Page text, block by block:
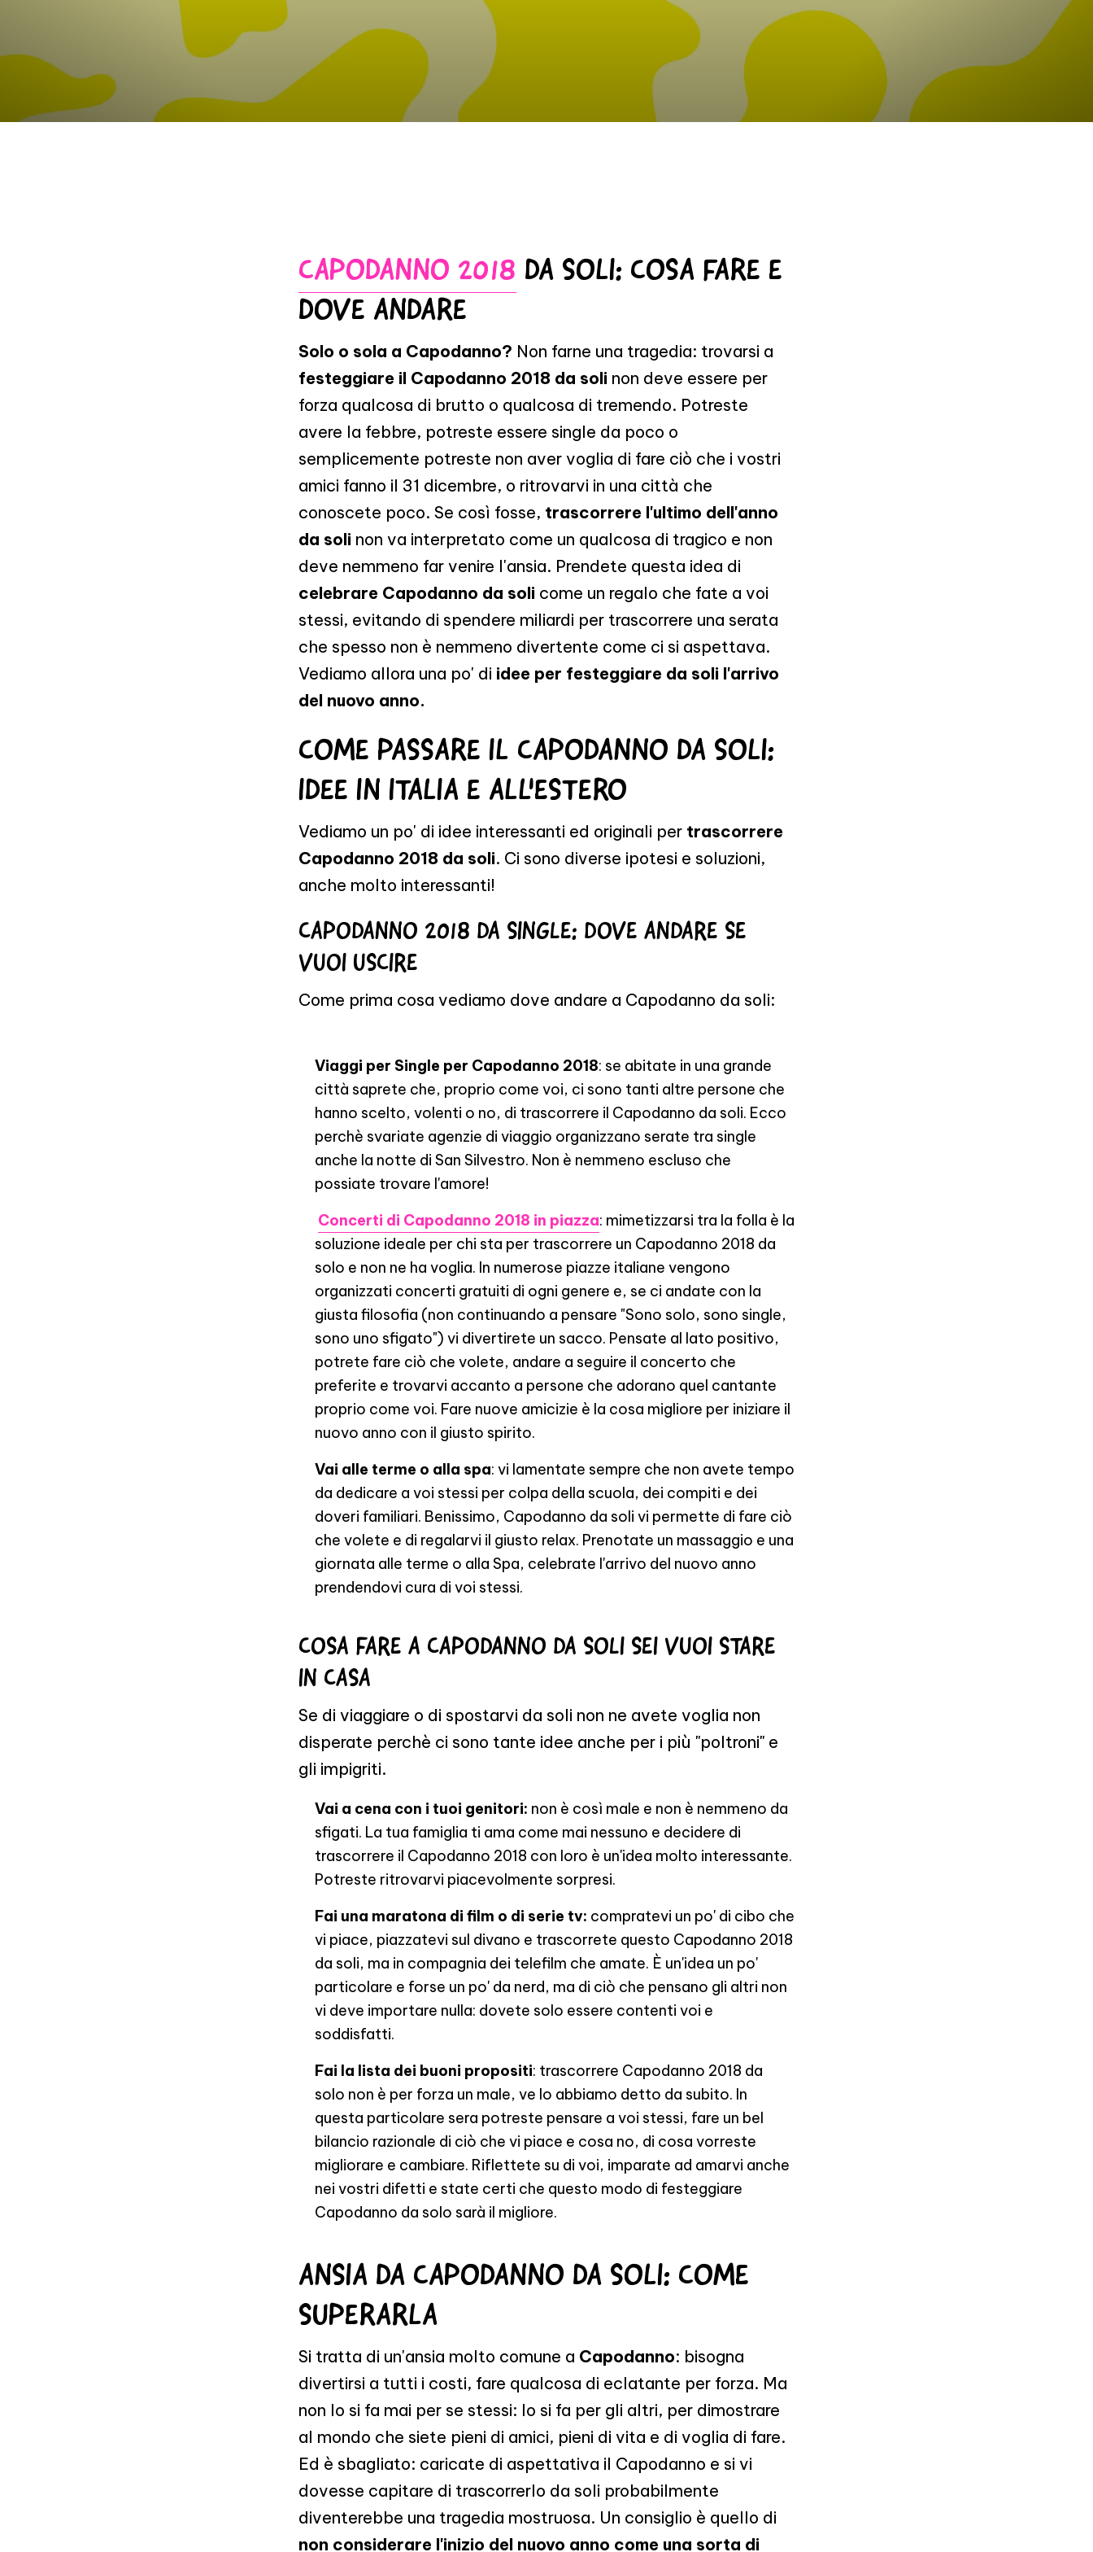
CAPODANNO 2018 DA SOLI: COSA FARE E
DOVE ANDARE
Solo o sola a Capodanno? Non farne una tragedia: trovarsi a
festeggiare il Capodanno 2018 da soli non deve essere per
forza qualcosa di brutto o qualcosa di tremendo. Potreste
avere la febbre, potreste essere single da poco o
semplicemente potreste non aver voglia di fare ciò che i vostri
amici fanno il 31 dicembre, o ritrovarvi in una città che
conoscete poco. Se così fosse, trascorrere l'ultimo dell'anno
da soli non va interpretato come un qualcosa di tragico e non
deve nemmeno far venire l'ansia. Prendete questa idea di
celebrare Capodanno da soli come un regalo che fate a voi
stessi, evitando di spendere miliardi per trascorrere una serata
che spesso non è nemmeno divertente come ci si aspettava.
Vediamo allora una po' di idee per festeggiare da soli l'arrivo
del nuovo anno.
COME PASSARE IL CAPODANNO DA SOLI:
IDEE IN ITALIA E ALL'ESTERO
Vediamo un po' di idee interessanti ed originali per trascorrere
Capodanno 2018 da soli. Ci sono diverse ipotesi e soluzioni,
anche molto interessanti!
CAPODANNO 2018 DA SINGLE: DOVE ANDARE SE
VUOI USCIRE
Come prima cosa vediamo dove andare a Capodanno da soli:
Viaggi per Single per Capodanno 2018: se abitate in una grande
città saprete che, proprio come voi, ci sono tanti altre persone che
hanno scelto, volenti o no, di trascorrere il Capodanno da soli. Ecco
perchè svariate agenzie di viaggio organizzano serate tra single
anche la notte di San Silvestro. Non è nemmeno escluso che
possiate trovare l'amore!
Concerti di Capodanno 2018 in piazza: mimetizzarsi tra la folla è la
soluzione ideale per chi sta per trascorrere un Capodanno 2018 da
solo e non ne ha voglia. In numerose piazze italiane vengono
organizzati concerti gratuiti di ogni genere e, se ci andate con la
giusta filosofia (non continuando a pensare "Sono solo, sono single,
sono uno sfigato") vi divertirete un sacco. Pensate al lato positivo,
potrete fare ciò che volete, andare a seguire il concerto che
preferite e trovarvi accanto a persone che adorano quel cantante
proprio come voi. Fare nuove amicizie è la cosa migliore per iniziare il
nuovo anno con il giusto spirito.
Vai alle terme o alla spa: vi lamentate sempre che non avete tempo
da dedicare a voi stessi per colpa della scuola, dei compiti e dei
doveri familiari. Benissimo, Capodanno da soli vi permette di fare ciò
che volete e di regalarvi il giusto relax. Prenotate un massaggio e una
giornata alle terme o alla Spa, celebrate l'arrivo del nuovo anno
prendendovi cura di voi stessi.
COSA FARE A CAPODANNO DA SOLI SEI VUOI STARE
IN CASA
Se di viaggiare o di spostarvi da soli non ne avete voglia non
disperate perchè ci sono tante idee anche per i più "poltroni" e
gli impigriti.
Vai a cena con i tuoi genitori: non è così male e non è nemmeno da
sfigati. La tua famiglia ti ama come mai nessuno e decidere di
trascorrere il Capodanno 2018 con loro è un'idea molto interessante.
Potreste ritrovarvi piacevolmente sorpresi.
Fai una maratona di film o di serie tv: compratevi un po' di cibo che
vi piace, piazzatevi sul divano e trascorrete questo Capodanno 2018
da soli, ma in compagnia dei telefilm che amate. È un'idea un po'
particolare e forse un po' da nerd, ma di ciò che pensano gli altri non
vi deve importare nulla: dovete solo essere contenti voi e
soddisfatti.
Fai la lista dei buoni propositi: trascorrere Capodanno 2018 da
solo non è per forza un male, ve lo abbiamo detto da subito. In
questa particolare sera potreste pensare a voi stessi, fare un bel
bilancio razionale di ciò che vi piace e cosa no, di cosa vorreste
migliorare e cambiare. Riflettete su di voi, imparate ad amarvi anche
nei vostri difetti e state certi che questo modo di festeggiare
Capodanno da solo sarà il migliore.
ANSIA DA CAPODANNO DA SOLI: COME
SUPERARLA
Si tratta di un'ansia molto comune a Capodanno: bisogna
divertirsi a tutti i costi, fare qualcosa di eclatante per forza. Ma
non lo si fa mai per se stessi: lo si fa per gli altri, per dimostrare
al mondo che siete pieni di amici, pieni di vita e di voglia di fare.
Ed è sbagliato: caricate di aspettativa il Capodanno e si vi
dovesse capitare di trascorrerlo da soli probabilmente
diventerebbe una tragedia mostruosa. Un consiglio è quello di
non considerare l'inizio del nuovo anno come una sorta di